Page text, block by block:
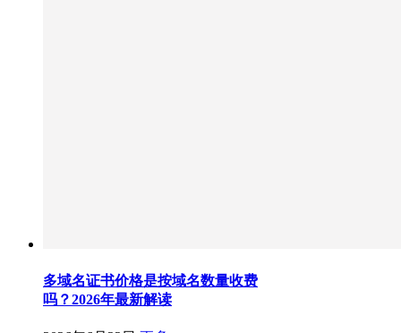
多域名证书价格是按域名数量收费
吗？2026年最新解读